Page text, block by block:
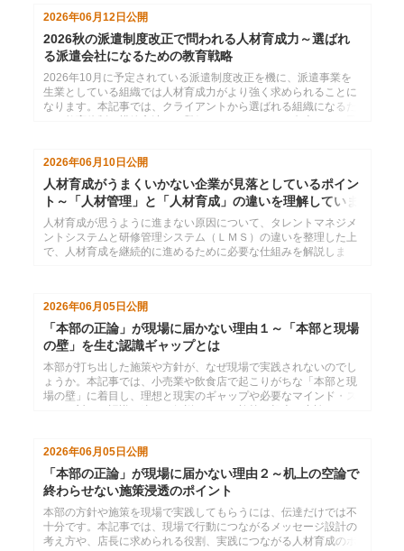
2026年06月12日 公開
2026秋の派遣制度改正で問われる人材育成力～選ばれ
る派遣会社になるための教育戦略
2026年10月に予定されている派遣制度改正を機に、派遣事業を
生業としている組織では人材育成力がより強く求められることに
なります。本記事では、クライアントから選ばれる組織になるた
2026年06月10日公開
人材育成がうまくいかない企業が見落としているポイン
ト～「人材管理」と「人材育成」の違いを理解していま
すか？
人材育成が思うように進まない原因について、タレントマネジメ
ントシステムと研修管理システム（ＬＭＳ）の違いを整理した上
で、人材育成を継続的に進めるために必要な仕組みを解説しま
2026年06月05日 公開
「本部の正論」が現場に届かない理由１～「本部と現場
の壁」を生む認識ギャップとは
本部が打ち出した施策や方針が、なぜ現場で実践されないのでし
ょうか。本記事では、小売業や飲食店で起こりがちな「本部と現
場の壁」に着目し、理想と現実のギャップや必要なマインド・ス
2026年06月05日公開
「本部の正論」が現場に届かない理由２～机上の空論で
終わらせない施策浸透のポイント
本部の方針や施策を現場で実践してもらうには、伝達だけでは不
十分です。本記事では、現場で行動につながるメッセージ設計の
考え方や、店長に求められる役割、実践につながる人材育成のポ